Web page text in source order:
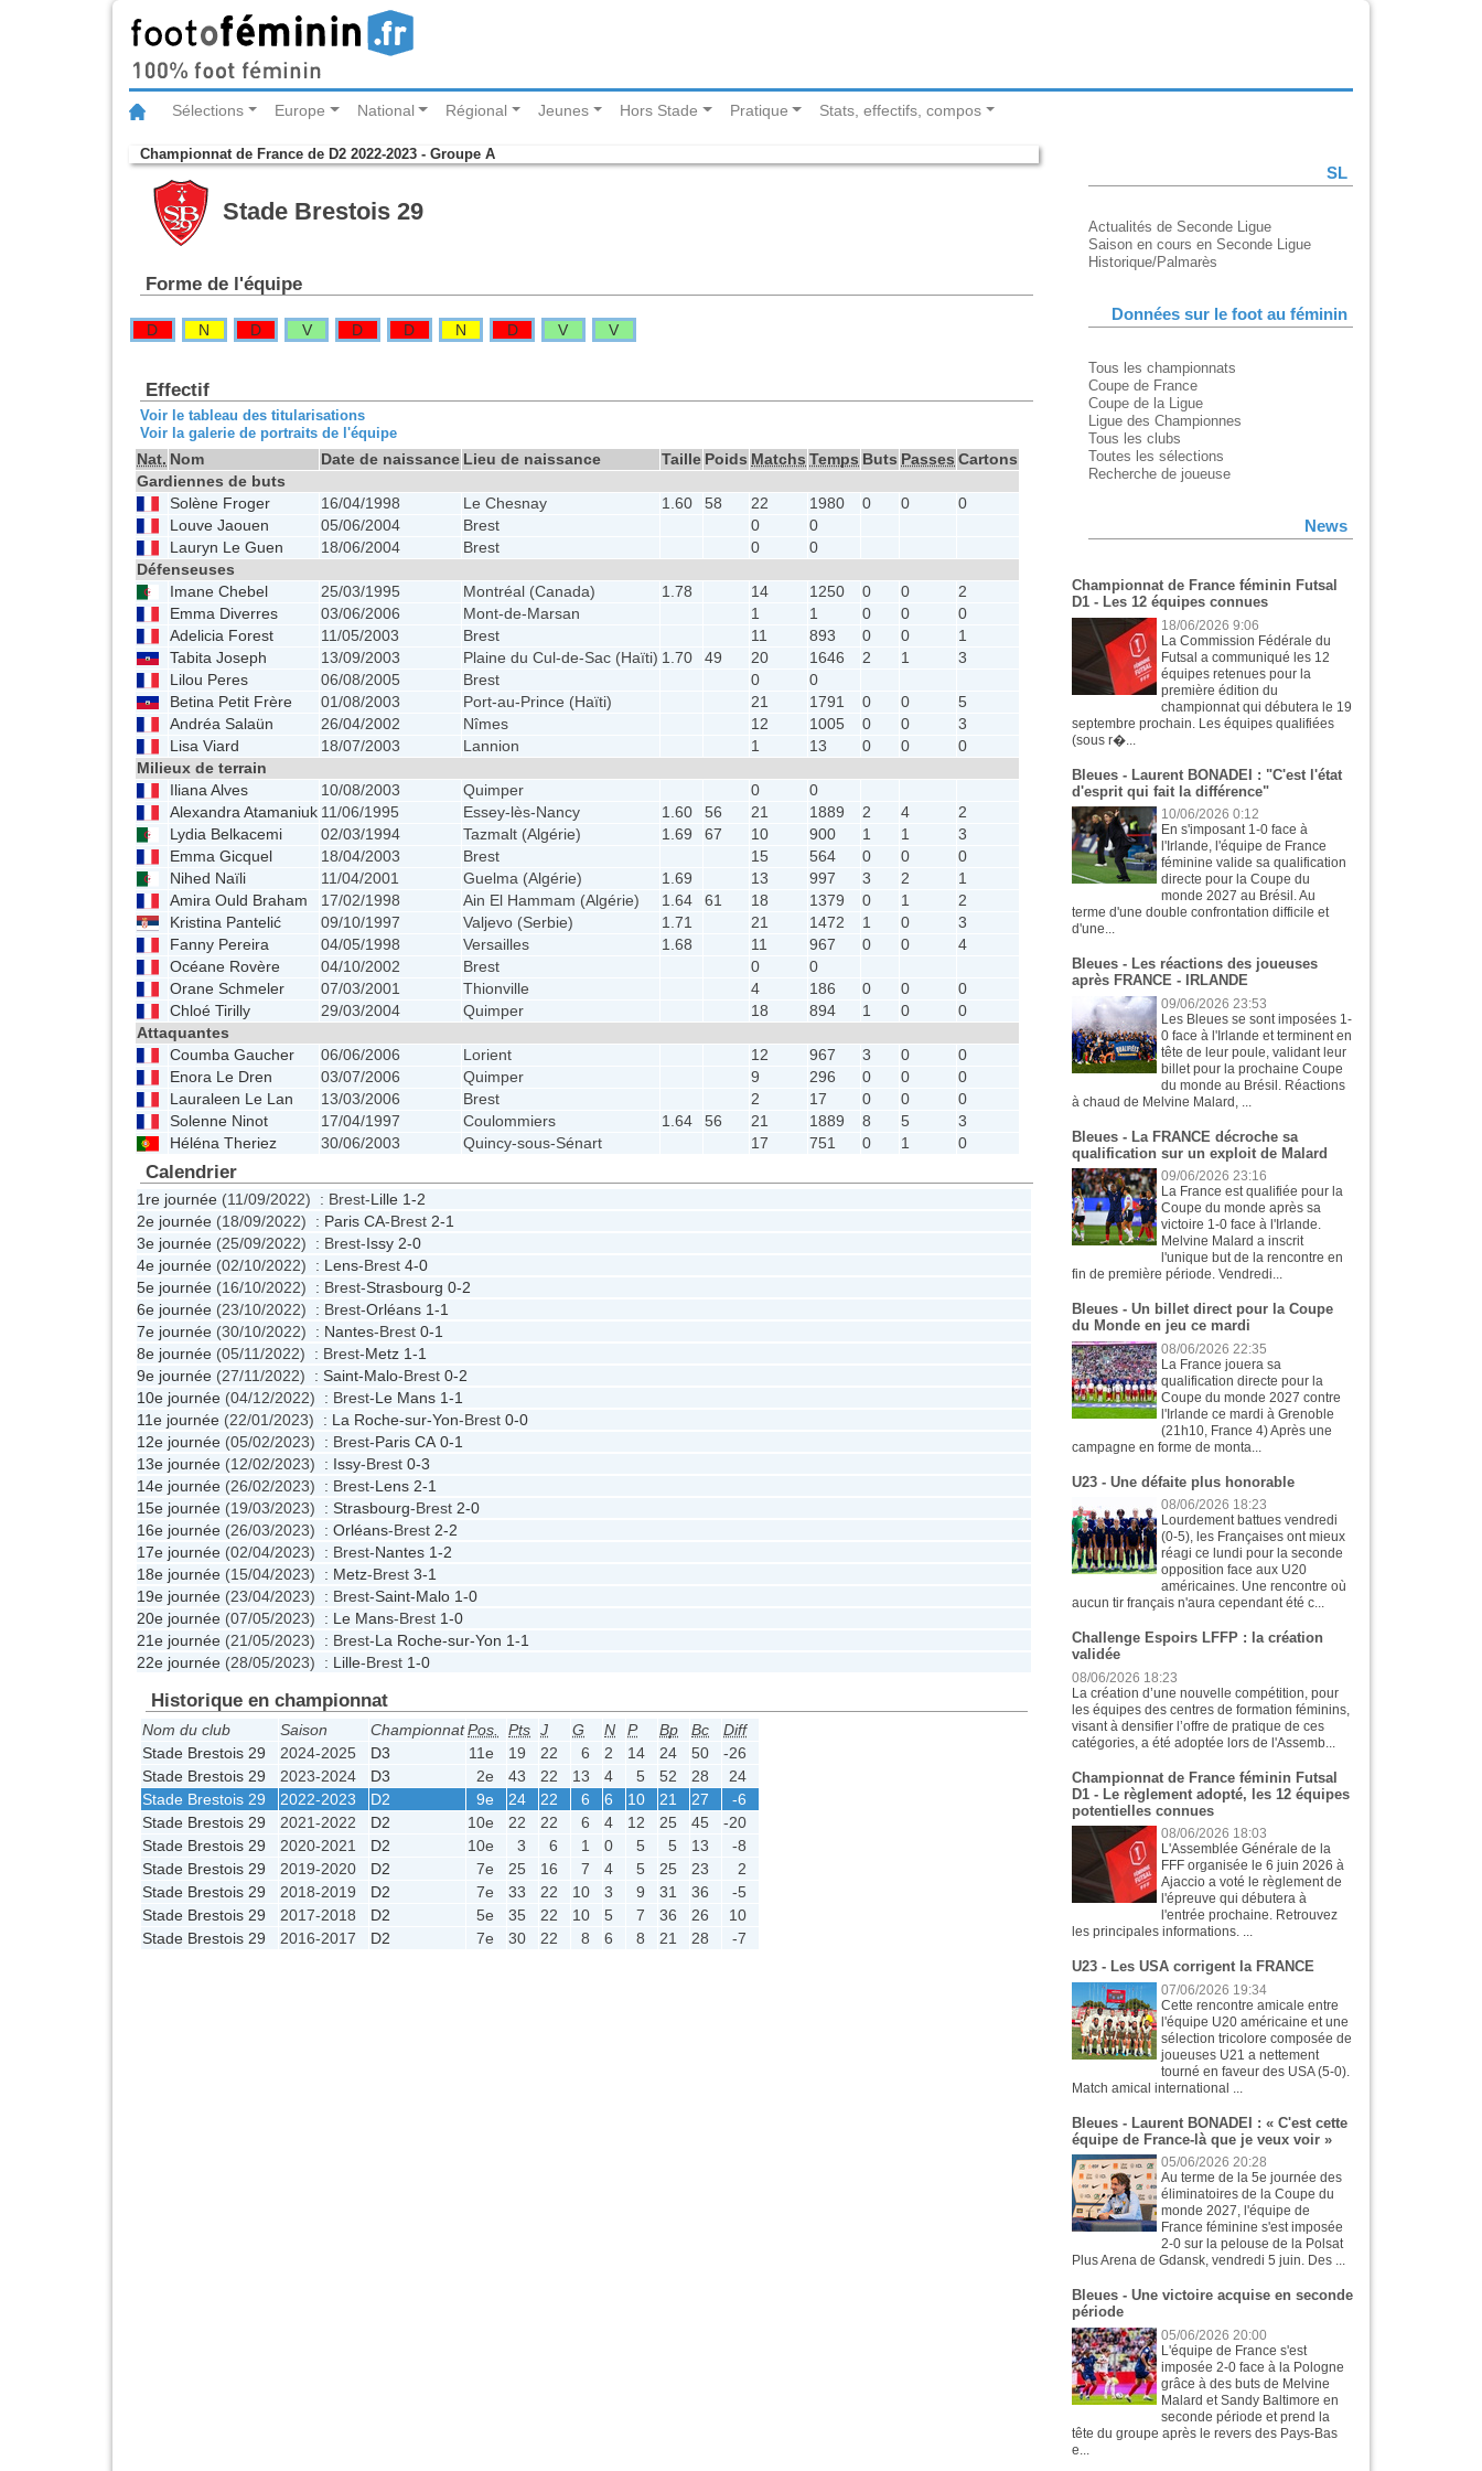
Sélections Europe National Régional Jeunes Hors Stade Pratique Stats, effectifs, compos
Championnat de France de D2 2022-2023 - Groupe A
Stade Brestois 29
Forme de l'équipe
D N D V D D N D V V
Effectif
Voir le tableau des titularisations
Voir la galerie de portraits de l'équipe
Nat. Nom Date de naissance Lieu de naissance Taille Poids Matchs Temps Buts Passes Cartons
Gardiennes de buts
Solène Froger
16/04/1998 Le Chesnay 1.60 58 22 1980 0 0
0
Louve Jaouen
05/06/2004 Brest 0
0
Lauryn Le Guen
18/06/2004 Brest 0
0
Défenseuses
Imane Chebel
25/03/1995 Montréal (Canada) 1.78 14 1250 0 0
2
Emma Diverres
03/06/2006 Mont-de-Marsan 1 1 0 0
0
Adelicia Forest
11/05/2003 Brest 11 893 0 0
1
Tabita Joseph
13/09/2003 Plaine du Cul-de-Sac (Haïti) 1.70 49 20 1646 2 1
3
Lilou Peres
06/08/2005 Brest 0
0
Betina Petit Frère
01/08/2003 Port-au-Prince (Haïti) 21 1791 0 0
5
Andréa Salaün
26/04/2002 Nîmes 12 1005 0 0
3
Lisa Viard
18/07/2003 Lannion 1 13 0 0
0
Milieux de terrain
Iliana Alves
10/08/2003 Quimper 0
0
Alexandra Atamaniuk 11/06/1995 Essey-lès-Nancy 1.60 56 21 1889 2 4
2
Lydia Belkacemi
02/03/1994 Tazmalt (Algérie) 1.69 67 10 900 1 1
3
Emma Gicquel
18/04/2003 Brest 15 564 0 0
0
Nihed Naïli
11/04/2001 Guelma (Algérie) 1.69 13 997 3 2
1
Amira Ould Braham
17/02/1998 Ain El Hammam (Algérie) 1.64 61 18 1379 0 1
2
Kristina Pantelić
09/10/1997 Valjevo (Serbie) 1.71 21 1472 1 0
3
Fanny Pereira
04/05/1998 Versailles 1.68 11 967 0 0
4
Océane Rovère
04/10/2002 Brest 0
0
Orane Schmeler
07/03/2001 Thionville 4 186 0 0
0
Chloé Tirilly
29/03/2004 Quimper 18 894 1 0
0
Attaquantes
Coumba Gaucher
06/06/2006 Lorient 12 967 3 0
0
Enora Le Dren
03/07/2006 Quimper 9 296 0 0
0
Lauraleen Le Lan
13/03/2006 Brest 2 17 0 0
0
Solenne Ninot
17/04/1997 Coulommiers 1.64 56 21 1889 8 5
3
Héléna Theriez
30/06/2003 Quincy-sous-Sénart 17 751 0 1 0
Calendrier
1re journée (11/09/2022) : Brest-Lille 1-2
2e journée (18/09/2022) : Paris CA-Brest 2-1
3e journée (25/09/2022) : Brest-Issy 2-0
4e journée (02/10/2022) : Lens-Brest 4-0
5e journée (16/10/2022) : Brest-Strasbourg 0-2
6e journée (23/10/2022) : Brest-Orléans 1-1
7e journée (30/10/2022) : Nantes-Brest 0-1
8e journée (05/11/2022) : Brest-Metz 1-1
9e journée (27/11/2022) : Saint-Malo-Brest 0-2
10e journée (04/12/2022) : Brest-Le Mans 1-1
11e journée (22/01/2023) : La Roche-sur-Yon-Brest 0-0
12e journée (05/02/2023) : Brest-Paris CA 0-1
13e journée (12/02/2023) : Issy-Brest 0-3
14e journée (26/02/2023) : Brest-Lens 2-1
15e journée (19/03/2023) : Strasbourg-Brest 2-0
16e journée (26/03/2023) : Orléans-Brest 2-2
17e journée (02/04/2023) : Brest-Nantes 1-2
18e journée (15/04/2023) : Metz-Brest 3-1
19e journée (23/04/2023) : Brest-Saint-Malo 1-0
20e journée (07/05/2023) : Le Mans-Brest 1-0
21e journée (21/05/2023) : Brest-La Roche-sur-Yon 1-1
22e journée (28/05/2023) : Lille-Brest 1-0
Historique en championnat
Nom du club Saison ChampionnatPos. Pts J G N P Bp Bc
Diff
Stade Brestois 29
2024-2025 D3 11e 19 22 6 2 14 24 50
-26
Stade Brestois 29
2023-2024 D3 2e 43 22 13 4 5 52 28
24
Stade Brestois 29
2022-2023 D2 9e 24 22 6 6 10 21 27
-6
Stade Brestois 29
2021-2022 D2 10e 22 22 6 4 12 25 45
-20
Stade Brestois 29
2020-2021 D2 10e 3 6 1 0 5 5 13
-8
Stade Brestois 29
2019-2020 D2 7e 25 16 7 4 5 25 23
2
Stade Brestois 29
2018-2019 D2 7e 33 22 10 3 9 31 36
-5
Stade Brestois 29
2017-2018 D2 5e 35 22 10 5 7 36 26
10
Stade Brestois 29
2016-2017 D2 7e 30 22 8 6 8 21 28 -7
SL
Actualités de Seconde Ligue
Saison en cours en Seconde Ligue
Historique/Palmarès
Données sur le foot au féminin
Tous les championnats
Coupe de France
Coupe de la Ligue
Ligue des Championnes
Tous les clubs
Toutes les sélections
Recherche de joueuse
News
Championnat de France féminin Futsal
D1 - Les 12 équipes connues
18/06/2026 9:06
La Commission Fédérale du
Futsal a communiqué les 12
équipes retenues pour la
première édition du
championnat qui débutera le 19
septembre prochain. Les équipes qualifiées
(sous r�...
Bleues - Laurent BONADEI : "C'est l'état
d'esprit qui fait la différence"
10/06/2026 0:12
En s'imposant 1-0 face à
l'Irlande, l'équipe de France
féminine valide sa qualification
directe pour la Coupe du
monde 2027 au Brésil. Au
terme d'une double confrontation difficile et
d'une...
Bleues - Les réactions des joueuses
après FRANCE - IRLANDE
09/06/2026 23:53
Les Bleues se sont imposées 1-
0 face à l'Irlande et terminent en
tête de leur poule, validant leur
billet pour la prochaine Coupe
du monde au Brésil. Réactions
à chaud de Melvine Malard, ...
Bleues - La FRANCE décroche sa
qualification sur un exploit de Malard
09/06/2026 23:16
La France est qualifiée pour la
Coupe du monde après sa
victoire 1-0 face à l'Irlande.
Melvine Malard a inscrit
l'unique but de la rencontre en
fin de première période. Vendredi...
Bleues - Un billet direct pour la Coupe
du Monde en jeu ce mardi
08/06/2026 22:35
La France jouera sa
qualification directe pour la
Coupe du monde 2027 contre
l'Irlande ce mardi à Grenoble
(21h10, France 4) Après une
campagne en forme de monta...
U23 - Une défaite plus honorable
08/06/2026 18:23
Lourdement battues vendredi
(0-5), les Françaises ont mieux
réagi ce lundi pour la seconde
opposition face aux U20
américaines. Une rencontre où
aucun tir français n'aura cependant été c...
Challenge Espoirs LFFP : la création
validée
08/06/2026 18:23
La création d’une nouvelle compétition, pour
les équipes des centres de formation féminins,
visant à densifier l’offre de pratique de ces
catégories, a été adoptée lors de l'Assemb...
Championnat de France féminin Futsal
D1 - Le règlement adopté, les 12 équipes
potentielles connues
08/06/2026 18:03
L'Assemblée Générale de la
FFF organisée le 6 juin 2026 à
Ajaccio a voté le règlement de
l'épreuve qui débutera à
l'entrée prochaine. Retrouvez
les principales informations. ...
U23 - Les USA corrigent la FRANCE
07/06/2026 19:34
Cette rencontre amicale entre
l'équipe U20 américaine et une
sélection tricolore composée de
joueuses U21 a nettement
tourné en faveur des USA (5-0).
Match amical international ...
Bleues - Laurent BONADEI : « C'est cette
équipe de France-là que je veux voir »
05/06/2026 20:28
Au terme de la 5e journée des
éliminatoires de la Coupe du
monde 2027, l'équipe de
France féminine s'est imposée
2-0 sur la pelouse de la Polsat
Plus Arena de Gdansk, vendredi 5 juin. Des ...
Bleues - Une victoire acquise en seconde
période
05/06/2026 20:00
L'équipe de France s'est
imposée 2-0 face à la Pologne
grâce à des buts de Melvine
Malard et Sandy Baltimore en
seconde période et prend la
tête du groupe après le revers des Pays-Bas
e...